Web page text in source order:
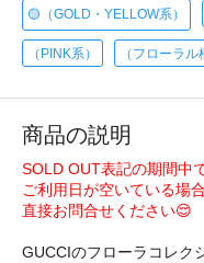
🟡（GOLD・YELLOW系）
（PINK系） （フローラル
商品の説明
SOLD OUT表記の期間中
ご利用日が空いている場
直接お問合せください😌
GUCCIのフローラコレク